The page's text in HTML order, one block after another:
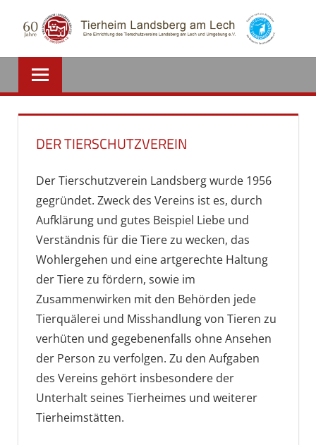
Inhalt
DER TIERSCHUTZVEREIN
Der Tierschutzverein Landsberg wurde 1956
gegründet. Zweck des Vereins ist es, durch
Aufklärung und gutes Beispiel Liebe und
Verständnis für die Tiere zu wecken, das
Wohlergehen und eine artgerechte Haltung
der Tiere zu fördern, sowie im
Zusammenwirken mit den Behörden jede
Tierquälerei und Misshandlung von Tieren zu
verhüten und gegebenenfalls ohne Ansehen
der Person zu verfolgen. Zu den Aufgaben
des Vereins gehört insbesondere der
Unterhalt seines Tierheimes und weiterer
Tierheimstätten.